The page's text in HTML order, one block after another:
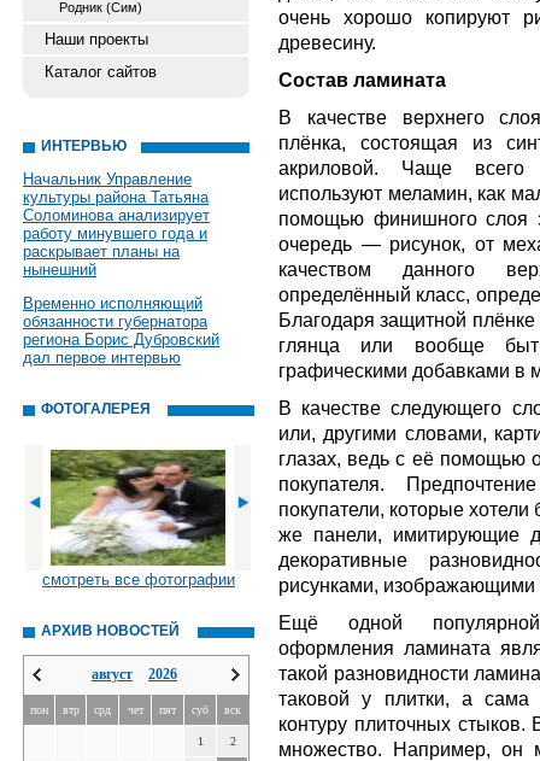
Родник (Сим)
Наши проекты
Каталог сайтов
ИНТЕРВЬЮ
Начальник Управление
культуры района Татьяна
Соломинова анализирует
работу минувшего года и
раскрывает планы на
нынешний
Временно исполняющий
обязанности губернатора
региона Борис Дубровский
дал первое интервью
ФОТОГАЛЕРЕЯ
смотреть все фотографии
АРХИВ НОВОСТЕЙ
август 2026
пон втр срд чет пят суб вск
1 2
очень хорошо копируют
древесину.
Состав ламината
В качестве верхнего
плёнка, состоящая из
акриловой. Чаще всего
используют меламин, как
помощью финишного слоя
очередь — рисунок, от
качеством данного
определённый класс,
Благодаря защитной
глянца или вообще
графическими добавками в
В качестве следующего
или, другими словами,
глазах, ведь с её помощью
покупателя.
покупатели, которые
же панели, имитирующие
декоративные
рисунками, изображающими
Ещё одной популярной
оформления ламината
такой разновидности
таковой у плитки, а сама
контуру плиточных
множество. Например, он